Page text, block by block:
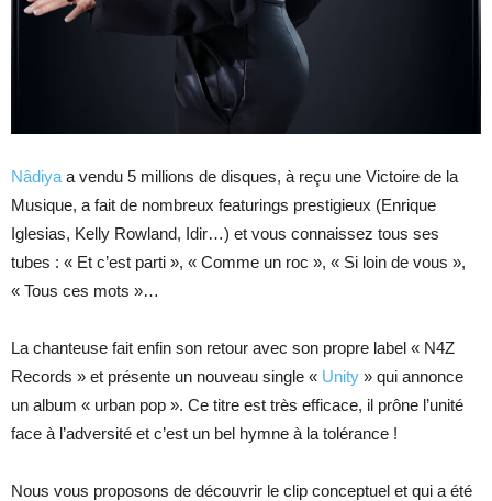
Nâdiya a vendu 5 millions de disques, à reçu une Victoire de la
Musique, a fait de nombreux featurings prestigieux (Enrique
Iglesias, Kelly Rowland, Idir…) et vous connaissez tous ses
tubes : « Et c’est parti », « Comme un roc », « Si loin de vous »,
« Tous ces mots »…
La chanteuse fait enfin son retour avec son propre label « N4Z
Records » et présente un nouveau single « Unity » qui annonce
un album « urban pop ». Ce titre est très efficace, il prône l’unité
face à l’adversité et c’est un bel hymne à la tolérance !
Nous vous proposons de découvrir le clip conceptuel et qui a été